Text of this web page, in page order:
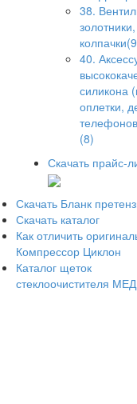
38.
золотники,
40.
силикона
оплетки,
(8)
Скачать прайс-
Скачать Бланк
Скачать каталог
Как отличить
Компрессор Циклон
Каталог щеток
стеклоочистителя